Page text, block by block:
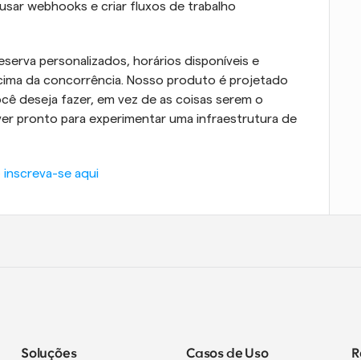
webhooks e criar fluxos de trabalho
personalizados, horários disponíveis e
da concorrência. Nosso produto é projetado
deseja fazer, em vez de as coisas serem o
pronto para experimentar uma infraestrutura de
inscreva-se aqui
Soluções Casos de Uso